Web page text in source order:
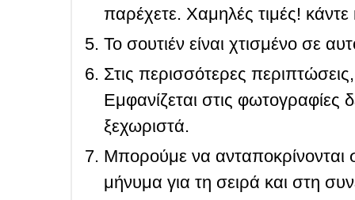
παρέχετε. Χαμηλές τιμές! κάντε
Το σουτιέν είναι χτισμένο σε
Στις περισσότερες
Εμφανίζεται στις φωτογραφίες
ξεχωριστά.
Μπορούμε να ανταποκρίνονται
μήνυμα για τη σειρά και στη